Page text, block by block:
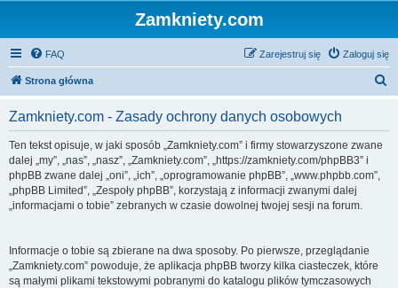
Zamkniety.com
FAQ Zaloguj się
Zarejestruj się
Strona główna
Zamkniety.com - Zasady ochrony danych osobowych
Ten tekst opisuje, w jaki sposób „Zamkniety.com” i firmy stowarzyszone zwane
dalej „my”, „nas”, „nasz”, „Zamkniety.com”, „https://zamkniety.com/phpBB3” i
phpBB zwane dalej „oni”, „ich”, „oprogramowanie phpBB”, „www.phpbb.com”,
„phpBB Limited”, „Zespoły phpBB”, korzystają z informacji zwanymi dalej
„informacjami o tobie” zebranych w czasie dowolnej twojej sesji na forum.
Informacje o tobie są zbierane na dwa sposoby. Po pierwsze, przeglądanie
„Zamkniety.com” powoduje, że aplikacja phpBB tworzy kilka ciasteczek, które
są małymi plikami tekstowymi pobranymi do katalogu plików tymczasowych